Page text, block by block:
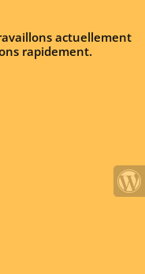
actuellement
rapidement.